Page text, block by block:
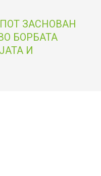
ЗАСНОВАН
БОРБАТА
И